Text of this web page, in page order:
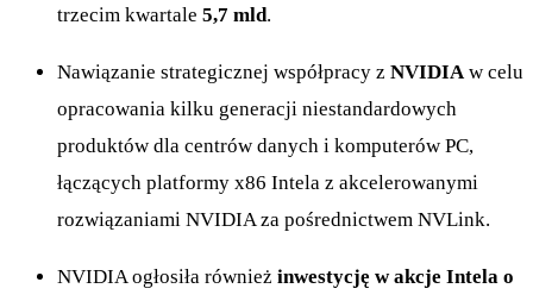
trzecim kwartale 5,7 mld.
Nawiązanie strategicznej współpracy z NVIDIAw celu
opracowania kilku generacji niestandardowych
produktów dla centrów danych i komputerów PC,
łączących platformy x86 Intela z akcelerowanymi
rozwiązaniami NVIDIA za pośrednictwem NVLink.
NVIDIA ogłosiła również inwestycję w akcje Intela o